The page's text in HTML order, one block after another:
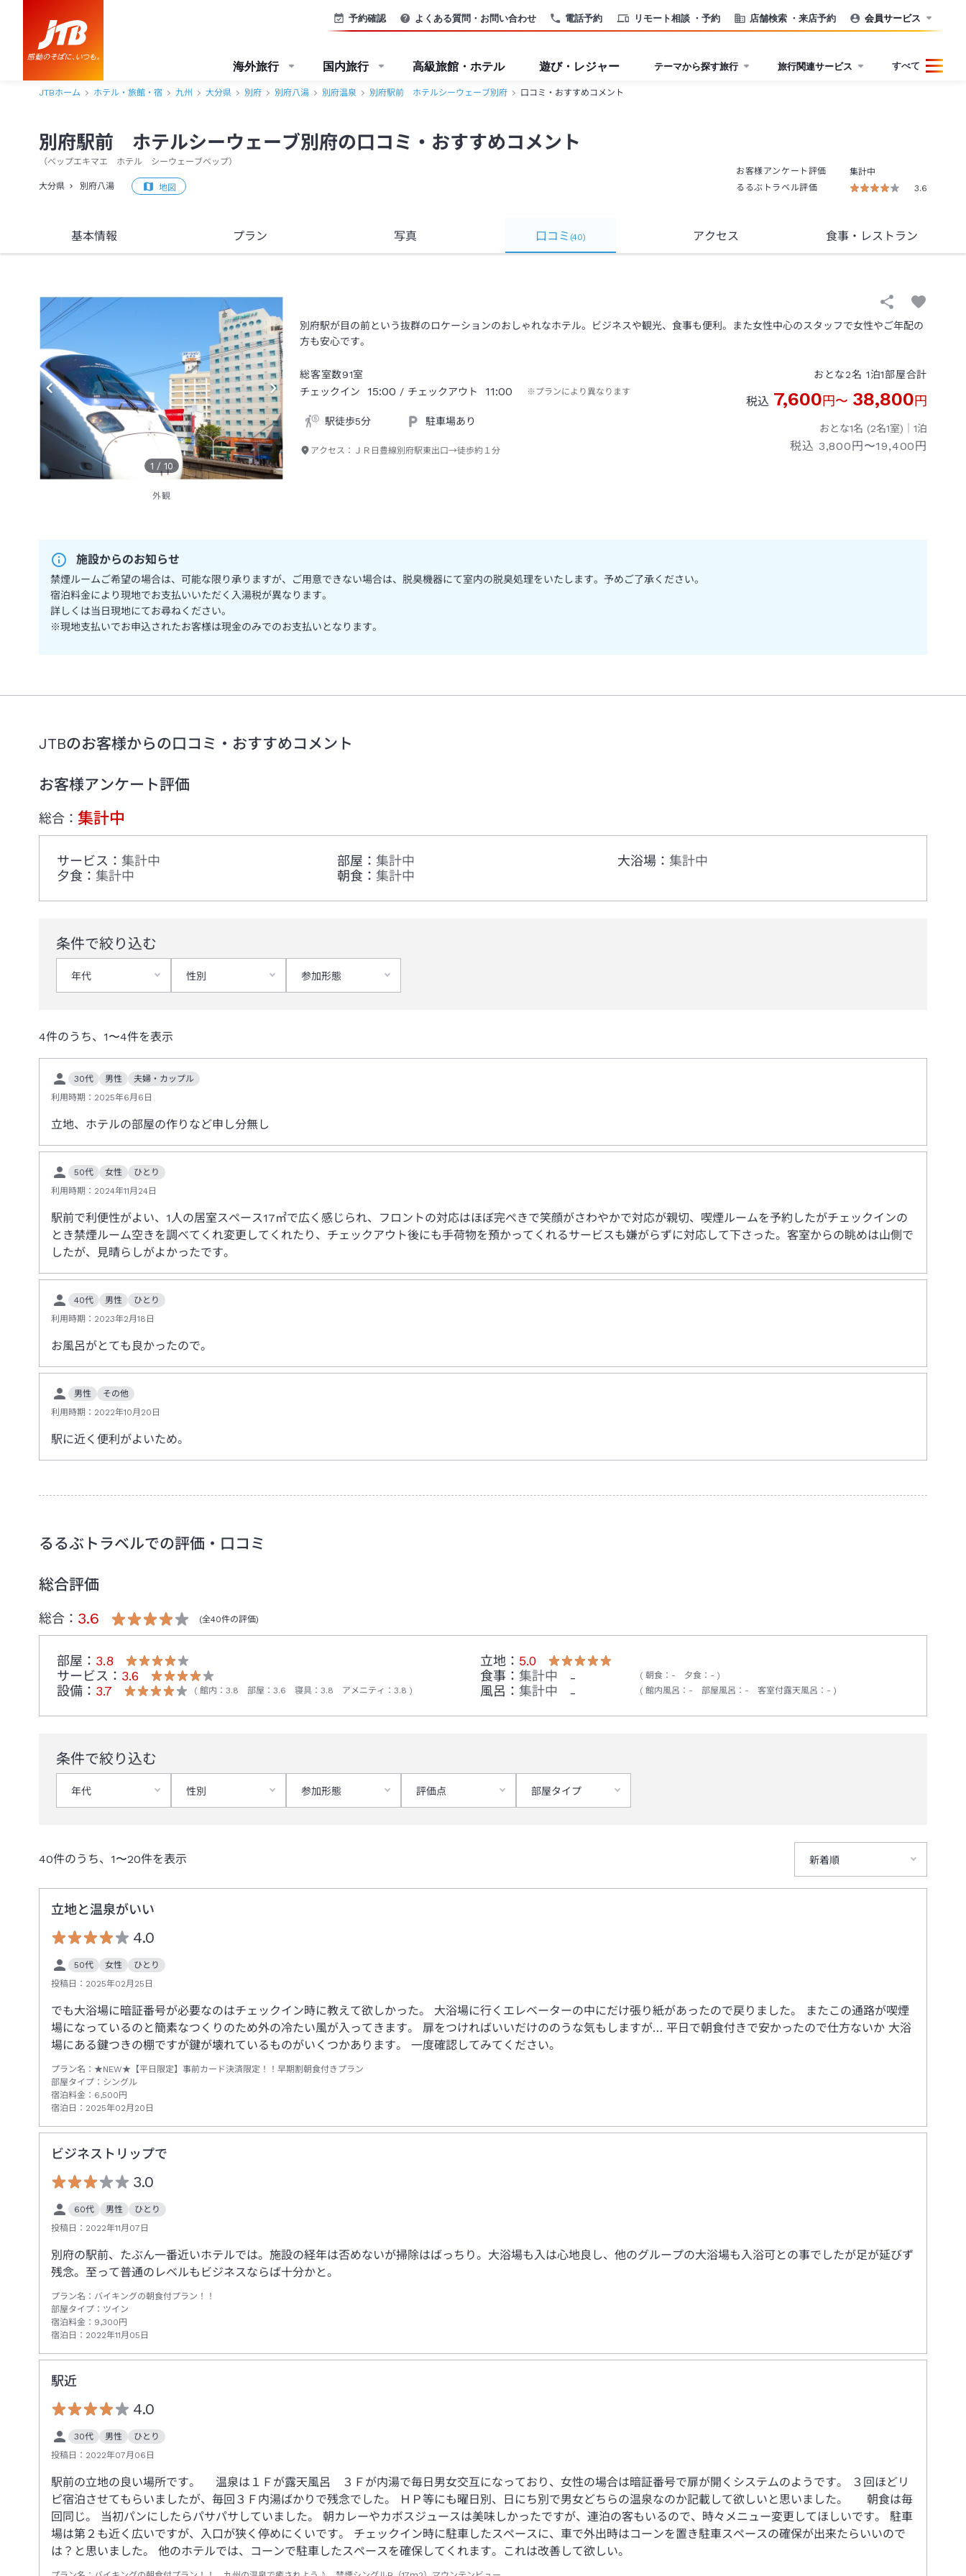
電話予約 リモート相談 ・予約 店舗検索 ・来店予約
予約確認 よくある質問・お問い合わせ 会員サービス
海外旅行 国内旅行 高級旅館・ホテル 遊び・レジャー テーマから探す旅行 旅行関連サービス すべて
JTBホーム ホテル・旅館・宿 九州 大分県 別府 別府八湯 別府温泉 別府駅前 ホテルシーウェーブ別府 口コミ・おすすめコメント
別府駅前 ホテルシーウェーブ別府の口コミ・おすすめコメント
（ベップエキマエ ホテル シーウェーブベップ）
大分県 別府八湯 地図
お客様アンケート評価
集計中
るるぶトラベル評価
3.6
基本情報 プラン 写真 口コミ (40) アクセス 食事・レストラン
1 / 10
外観
別府駅が目の前という抜群のロケーションのおしゃれなホテル。ビジネスや観光、食事も便利。また女性中心のスタッフで女性やご年配の
方も安心です。
総客室数91室
チェックイン
15:00 / チェックアウト 11:00 ※プランにより異なります
駅徒歩5分 駐車場あり
アクセス： ＪＲ日豊線別府駅東出口→徒歩約１分
おとな2名 1泊1部屋合計
税込 7,600円〜 38,800円
おとな1名 (2名1室)｜ 1泊
税込 3,800円〜19,400円
施設からのお知らせ
禁煙ルームご希望の場合は、可能な限り承りますが、ご用意できない場合は、脱臭機器にて室内の脱臭処理をいたします。予めご了承ください。
宿泊料金により現地でお支払いいただく入湯税が異なります。
詳しくは当日現地にてお尋ねください。
※現地支払いでお申込されたお客様は現金のみでのお支払いとなります。
JTBのお客様からの口コミ・おすすめコメント
お客様アンケート評価
総合： 集計中
サービス ： 集計中 部屋 ： 集計中 大浴場 ： 集計中
夕食 ： 集計中 朝食 ： 集計中
条件で絞り込む
年代 性別 参加形態
4件のうち、 1〜4件を表示
30代 男性
夫婦・カップル
利用時期： 2025年6月6日
立地、ホテルの部屋の作りなど申し分無し
50代 女性
ひとり
利用時期： 2024年11月24日
駅前で利便性がよい、1人の居室スペース17㎡で広く感じられ、フロントの対応はほぼ完ぺきで笑顔がさわやかで対応が親切、喫煙ルームを予約したがチェックインの
とき禁煙ルーム空きを調べてくれ変更してくれたり、チェックアウト後にも手荷物を預かってくれるサービスも嫌がらずに対応して下さった。客室からの眺めは山側で
したが、見晴らしがよかったです。
40代 男性
ひとり
利用時期： 2023年2月18日
お風呂がとても良かったので。
男性
その他
利用時期： 2022年10月20日
駅に近く便利がよいため。
るるぶトラベルでの評価・口コミ
総合評価
総合： 3.6 (全40件の評価)
部屋： 3.8 立地： 5.0
サービス： 3.6 食事： 集計中 - 朝食 ： - 夕食 ： -
設備： 3.7 館内 ： 3.8 部屋 ： 3.6 寝具 ： 3.8 アメニティ ： 3.8 風呂： 集計中 - 館内風呂 ： - 部屋風呂 ： - 客室付露天風呂 ： -
条件で絞り込む
年代 性別 参加形態 評価点 部屋タイプ
40件のうち、 1〜20件を表示 新着順
立地と温泉がいい
4.0
50代 女性
ひとり
投稿日： 2025年02月25日
でも大浴場に暗証番号が必要なのはチェックイン時に教えて欲しかった。 大浴場に行くエレベーターの中にだけ張り紙があったので戻りました。 またこの通路が喫煙
場になっているのと簡素なつくりのため外の冷たい風が入ってきます。 扉をつければいいだけののうな気もしますが… 平日で朝食付きで安かったので仕方ないか 大浴
場にある鍵つきの棚ですが鍵が壊れているものがいくつかあります。 一度確認してみてください。
プラン名： ★NEW★【平日限定】事前カード決済限定！！早期割朝食付きプラン
部屋タイプ： シングル
宿泊料金： 6,500円
宿泊日： 2025年02月20日
ビジネストリップで
3.0
60代 男性
ひとり
投稿日： 2022年11月07日
別府の駅前、たぶん一番近いホテルでは。施設の経年は否めないが掃除はばっちり。大浴場も入は心地良し、他のグループの大浴場も入浴可との事でしたが足が延びず
残念。至って普通のレベルもビジネスならば十分かと。
プラン名： バイキングの朝食付プラン！！
部屋タイプ： ツイン
宿泊料金： 9,300円
宿泊日： 2022年11月05日
駅近
4.0
30代 男性
ひとり
投稿日： 2022年07月06日
駅前の立地の良い場所です。 温泉は１Ｆが露天風呂 ３Ｆが内湯で毎日男女交互になっており、女性の場合は暗証番号で扉が開くシステムのようです。 ３回ほどリ
ピ宿泊させてもらいましたが、毎回３Ｆ内湯ばかりで残念でした。 ＨＰ等にも曜日別、日にち別で男女どちらの温泉なのか記載して欲しいと思いました。 朝食は毎
回同じ。 当初パンにしたらパサパサしていました。 朝カレーやカボスジュースは美味しかったですが、連泊の客もいるので、時々メニュー変更してほしいです。 駐車
場は第２も近く広いですが、入口が狭く停めにくいです。 チェックイン時に駐車したスペースに、車で外出時はコーンを置き駐車スペースの確保が出来たらいいので
は？と思いました。 他のホテルでは、コーンで駐車したスペースを確保してくれます。これは改善して欲しい。